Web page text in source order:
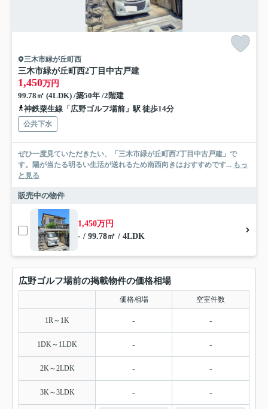
三木市緑が丘町西
三木市緑が丘町西2丁目中古戸建
1,450万円
99.78㎡ (4LDK) /築50年 /2階建
神鉄粟生線「広野ゴルフ場前」駅 徒歩14分
公共下水
ぜひ一度見ていただきたい、「三木市緑が丘町西2丁目中古戸建」で
す。陽が当たる明るい生活が送れるため南西向きはおすすめです... もっ
と見る
販売中の物件
1,450万円
- / 99.78㎡ / 4LDK
広野ゴルフ場前の掲載物件の価格相場
価格相場 空室件数
1R～1K - -
1DK～1LDK - -
2K～2LDK - -
3K～3LDK - -